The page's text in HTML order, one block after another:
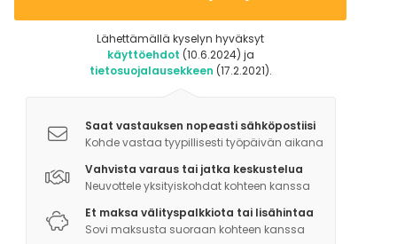
Lähettämällä kyselyn hyväksyt
käyttöehdot (10.6.2024) ja
tietosuojalausekkeen (17.2.2021).
Saat vastauksen nopeasti sähköpostiisi
Kohde vastaa tyypillisesti työpäivän aikana
Vahvista varaus tai jatka keskustelua
Neuvottele yksityiskohdat kohteen kanssa
Et maksa välityspalkkiota tai lisähintaa
Sovi maksusta suoraan kohteen kanssa